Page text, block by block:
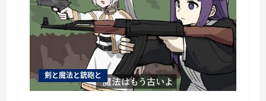
剣と魔法と銃砲と